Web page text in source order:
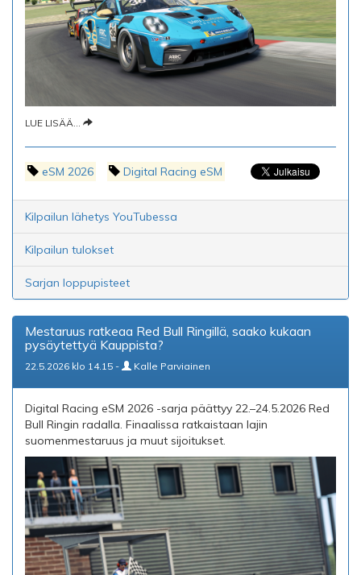
LUE LISÄÄ...
eSM 2026 Digital Racing eSM
Kilpailun lähetys YouTubessa
Kilpailun tulokset
Sarjan loppupisteet
Mestaruus ratkeaa Red Bull Ringillä, saako kukaan
pysäytettyä Kauppista?
22.5.2026 klo 14.15 - Kalle Parviainen
Digital Racing eSM 2026 -sarja päättyy 22.–24.5.2026 Red
Bull Ringin radalla. Finaalissa ratkaistaan lajin
suomenmestaruus ja muut sijoitukset.